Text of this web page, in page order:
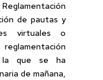
de pautas y
virtuales o
la que se ha
de mañana,